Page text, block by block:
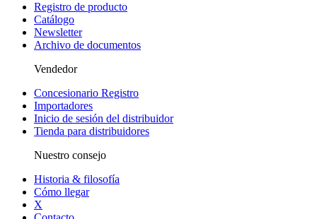
Registro de producto
Catálogo
Newsletter
Archivo de documentos
Vendedor
Concesionario Registro
Importadores
Inicio de sesión del distribuidor
Tienda para distribuidores
Nuestro consejo
Historia & filosofía
Cómo llegar
X